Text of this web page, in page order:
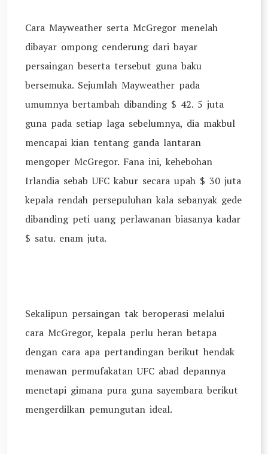
Cara Mayweather serta McGregor menelah
dibayar ompong cenderung dari bayar
persaingan beserta tersebut guna baku
bersemuka. Sejumlah Mayweather pada
umumnya bertambah dibanding $ 42. 5 juta
guna pada setiap laga sebelumnya, dia makbul
mencapai kian tentang ganda lantaran
mengoper McGregor. Fana ini, kehebohan
Irlandia sebab UFC kabur secara upah $ 30 juta
kepala rendah persepuluhan kala sebanyak gede
dibanding peti uang perlawanan biasanya kadar
$ satu. enam juta.
Sekalipun persaingan tak beroperasi melalui
cara McGregor, kepala perlu heran betapa
dengan cara apa pertandingan berikut hendak
menawan permufakatan UFC abad depannya
menetapi gimana pura guna sayembara berikut
mengerdilkan pemungutan ideal.